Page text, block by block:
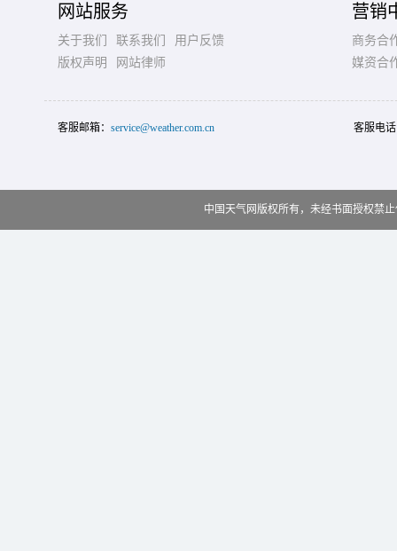
网站服务
关于我们 联系我们
用户反馈
版权声明
网站律师
营销
商务合
媒资合
客服邮箱： service@weather.com.cn 客服电
中国天气网版权所有，未经书面授权